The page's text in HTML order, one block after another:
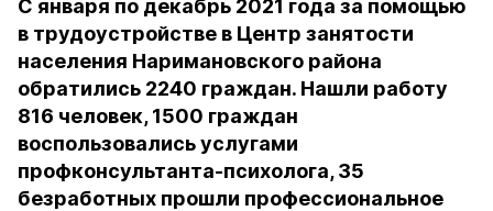
С января по декабрь 2021 года за помощью
в трудоустройстве в Центр занятости
населения Наримановского района
обратились 2240 граждан. Нашли работу
816 человек, 1500 граждан
воспользовались услугами
профконсультанта-психолога, 35
безработных прошли профессиональное